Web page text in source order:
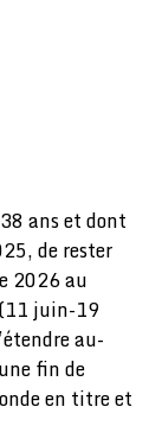
ans et dont
de rester
2026 au
juin-19
au-
fin de
en titre et